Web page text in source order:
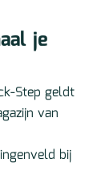
je
Step geldt
van
bij